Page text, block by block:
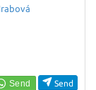
Send